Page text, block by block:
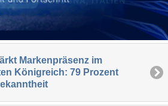
Markenpräsenz im
Königreich: 79 Prozent